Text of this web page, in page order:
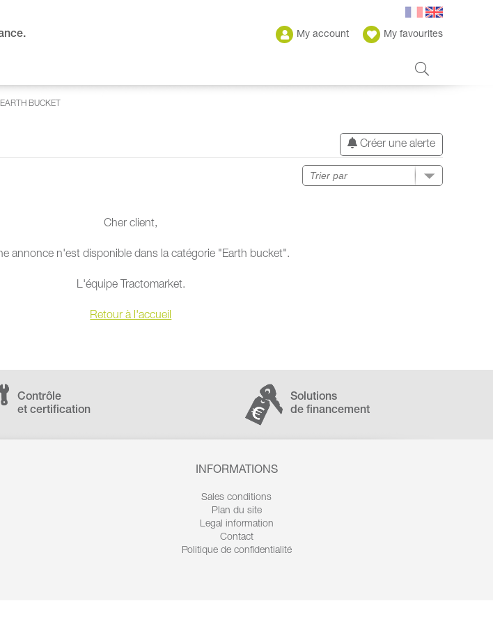
My account My favourites
EARTH BUCKET
Créer une alerte
Cher client,
annonce n'est disponible dans la catégorie "Earth bucket".
L'équipe Tractomarket.
Retour à l'accueil
Contrôle
et certification
Solutions
de financement
INFORMATIONS
Sales conditions
Plan du site
Legal information
Contact
Politique de confidentialité